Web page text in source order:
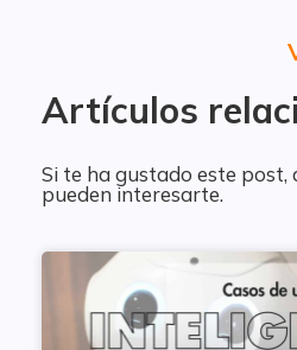
Artículos
Si te ha gustado este post,
pueden interesarte.